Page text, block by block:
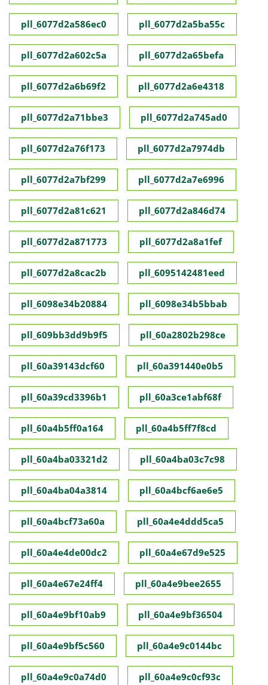
pll_6077d2a586ec0 pll_6077d2a5ba55c
pll_6077d2a602c5a pll_6077d2a65befa
pll_6077d2a6b69f2 pll_6077d2a6e4318
pll_6077d2a71bbe3 pll_6077d2a745ad0
pll_6077d2a76f173 pll_6077d2a7974db
pll_6077d2a7bf299 pll_6077d2a7e6996
pll_6077d2a81c621 pll_6077d2a846d74
pll_6077d2a871773 pll_6077d2a8a1fef
pll_6077d2a8cac2b pll_6095142481eed
pll_6098e34b20884 pll_6098e34b5bbab
pll_609bb3dd9b9f5 pll_60a2802b298ce
pll_60a39143dcf60 pll_60a391440e0b5
pll_60a39cd3396b1 pll_60a3ce1abf68f
pll_60a4b5ff0a164 pll_60a4b5ff7f8cd
pll_60a4ba03321d2 pll_60a4ba03c7c98
pll_60a4ba04a3814 pll_60a4bcf6ae6e5
pll_60a4bcf73a60a pll_60a4e4ddd5ca5
pll_60a4e4de00dc2 pll_60a4e67d9e525
pll_60a4e67e24ff4 pll_60a4e9bee2655
pll_60a4e9bf10ab9 pll_60a4e9bf36504
pll_60a4e9bf5c560 pll_60a4e9c0144bc
pll_60a4e9c0a74d0 pll_60a4e9c0cf93c